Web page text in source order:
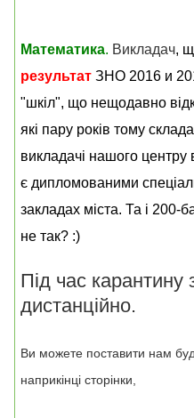
Математика. Викладач,
результат ЗНО 2016 и
"шкіл", що нещодавно
які пару років тому
викладачі нашого центру
є дипломованими
закладах міста. Та і 200-
не так? :)
Під час карантину
дистанційно.
Ви можете поставити нам
наприкінці сторінки,